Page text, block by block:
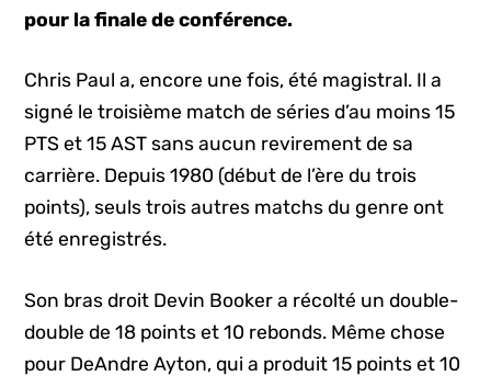
pour la finale de conférence.
Chris Paul a, encore une fois, été magistral. Il a
signé le troisième match de séries d’au moins 15
PTS et 15 AST sans aucun revirement de sa
carrière. Depuis 1980 (début de l’ère du trois
points), seuls trois autres matchs du genre ont
été enregistrés.
Son bras droit Devin Booker a récolté un double-
double de 18 points et 10 rebonds. Même chose
pour DeAndre Ayton, qui a produit 15 points et 10